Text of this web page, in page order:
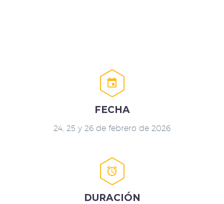


FECHA
24, 25 y 26 de febrero de 2026


DURACIÓN